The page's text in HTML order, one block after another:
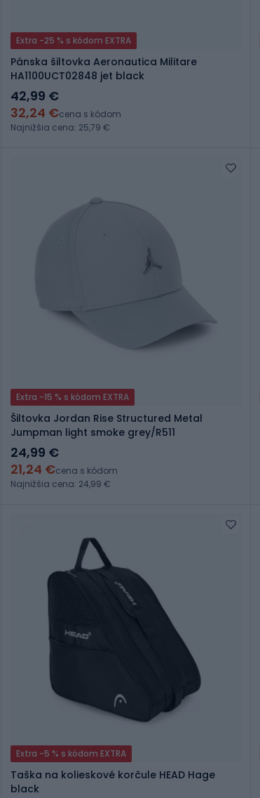
Extra -25 % s kódom EXTRA
Pánska šiltovka Aeronautica Militare
HA1100UCT02848 jet black
42,99 €
32,24 €cena s kódom
Najnižšia cena: 25,79 €
Extra -15 % s kódom EXTRA
Šiltovka Jordan Rise Structured Metal
Jumpman light smoke grey/R511
24,99 €
21,24 €cena s kódom
Najnižšia cena: 24,99 €
Extra -5 % s kódom EXTRA
Taška na kolieskové korčule HEAD Hage
black